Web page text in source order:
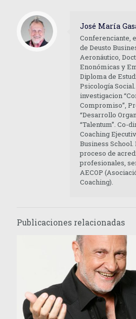
José María
Conferenciante,
de Deusto
Aeronáutico,
Enonómicas y
Diploma de
Psicología
investigacion
Compromiso”,
“Desarrollo
“Talentum”. Co-
Coaching
Business
proceso de
profesionales,
AECOP
Coaching).
Publicaciones relacionadas